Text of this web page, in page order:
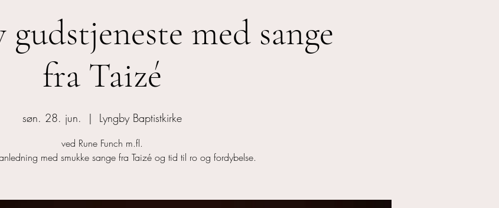
med sange
fra Taizé
søn. 28. jun.
  |
Lyngby Baptistkirke
ved Rune Funch m.fl.
med smukke sange fra Taizé og tid til ro og fordybelse.